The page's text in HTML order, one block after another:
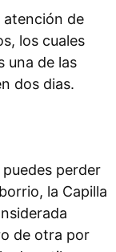
atención de
los cuales
una de las
dos dias.
perder
la Capilla
de otra por